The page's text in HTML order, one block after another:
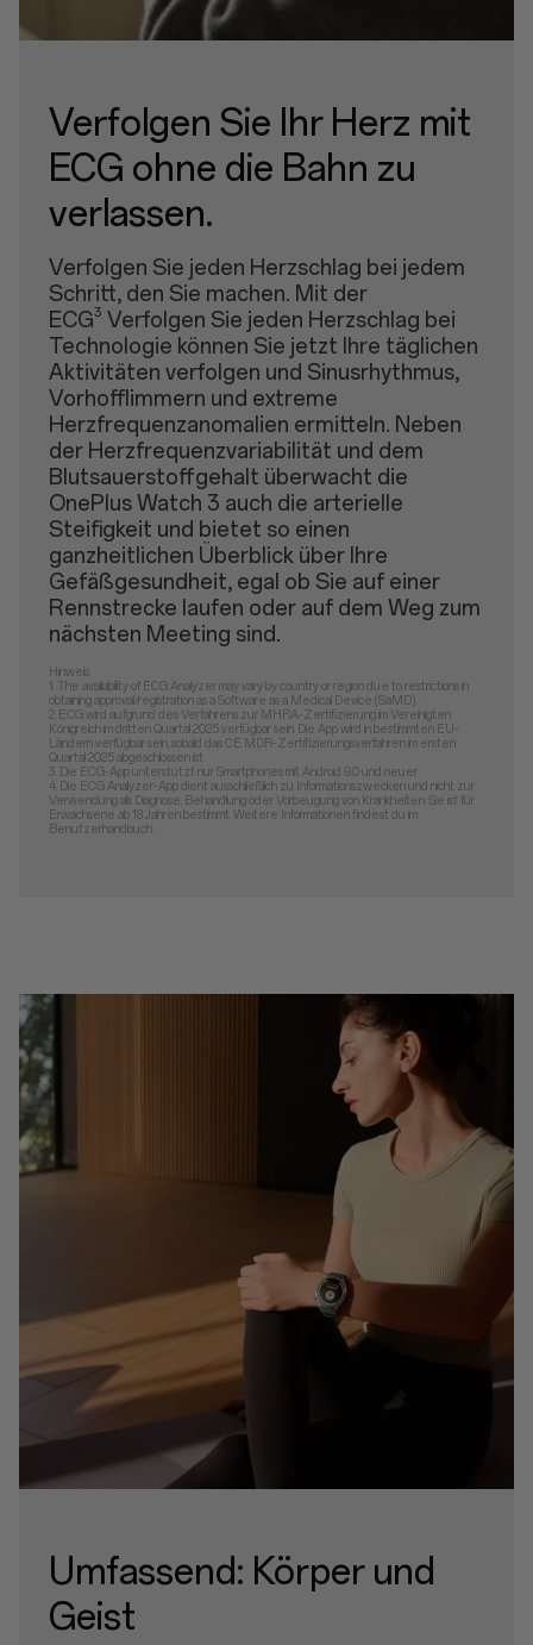
Verfolgen Sie Ihr Herz mit
ECG ohne die Bahn zu
verlassen.
Verfolgen Sie jeden Herzschlag bei jedem
Schritt, den Sie machen. Mit der
ECG3 Verfolgen Sie jeden Herzschlag bei
Technologie können Sie jetzt Ihre täglichen
Aktivitäten verfolgen und Sinusrhythmus,
Vorhofflimmern und extreme
Herzfrequenzanomalien ermitteln. Neben
der Herzfrequenzvariabilität und dem
Blutsauerstoffgehalt überwacht die
OnePlus Watch 3 auch die arterielle
Steifigkeit und bietet so einen
ganzheitlichen Überblick über Ihre
Gefäßgesundheit, egal ob Sie auf einer
Rennstrecke laufen oder auf dem Weg zum
nächsten Meeting sind.
Hinweis:
1. The availability of ECG Analyzer may vary by country or region due to restrictions in
obtaining approval/registration as a Software as a Medical Device (SaMD). .
2. ECG wird aufgrund des Verfahrens zur MHRA-Zertifizierung im Vereinigten
Königreich im dritten Quartal 2025 verfügbar sein. Die App wird in bestimmten EU-
Ländern verfügbar sein, sobald das CE MDR-Zertifizierungsverfahren im ersten
Quartal 2025 abgeschlossen ist.
3. Die ECG-App unterstützt nur Smartphones mit Android 9.0 und neuer.
4. Die ECG Analyzer-App dient ausschließlich zu Informationszwecken und nicht zur
Verwendung als Diagnose, Behandlung oder Vorbeugung von Krankheiten. Sie ist für
Erwachsene ab 18 Jahren bestimmt. Weitere Informationen findest du im
Benutzerhandbuch.
Umfassend: Körper und
Geist